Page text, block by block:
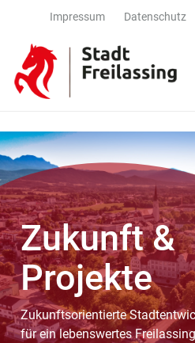
Impressum Datenschutz
Zukunft &
Projekte
Zukunftsorientierte
für ein lebenswertes Freilassing